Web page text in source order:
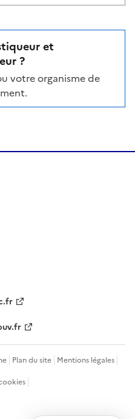
et
?
votre organisme de
Plan du site Mentions légales